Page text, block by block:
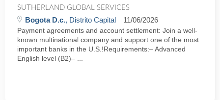
SUTHERLAND GLOBAL SERVICES
Bogota D.c., Distrito Capital 11/06/2026
Payment agreements and account settlement: Join a well-
known multinational company and support one of the most
important banks in the U.S.!Requirements:– Advanced
English level (B2)– ...